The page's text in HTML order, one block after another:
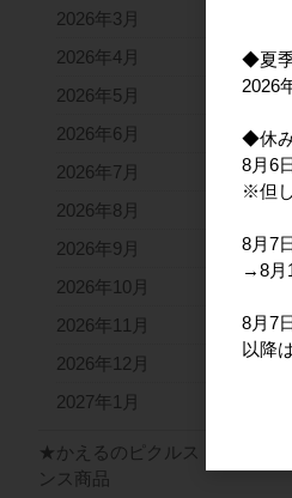
2026年3月
2026年4月
2026年5月
2026年6月
2026年7月
2026年8月
2026年9月
2026年10月
2026年11月
2026年12月
2027年1月
★かえるのピクルス ライセ
ンス商品
◆夏
2026
◆休
8月6
※但
8月7
→8月
8月7
以降